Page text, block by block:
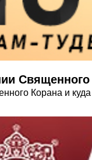
Священного
Корана и